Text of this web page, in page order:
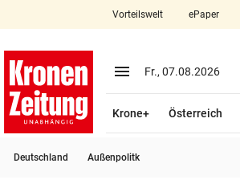
account_circle Anmelden
Vorteilswelt ePaper
menu Menü aufklappen
Fr., 07.08.2026
Krone+ Österreich
Deutschland Außenpolitk